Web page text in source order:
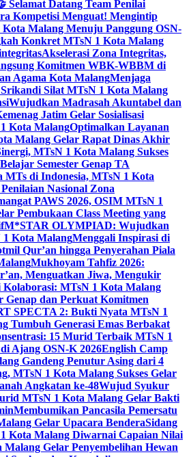
Selamat Datang Team Penilai
Kompetisi Menguat! Mengintip
Malang Menuju Panggung OSN-
Konkret MTsN 1 Kota Malang
Akselerasi Zona Integritas,
Komitmen WBK-WBBM di
Agama Kota MalangMenjaga
Silat MTsN 1 Kota Malang
Wujudkan Madrasah Akuntabel dan
Jatim Gelar Sosialisasi
Kota MalangOptimalkan Layanan
Malang Gelar Rapat Dinas Akhir
MTsN 1 Kota Malang Sukses
Semester Genap TA
MTs di Indonesia, MTsN 1 Kota
Nasional Zona
PAWS 2026, OSIM MTsN 1
Pembukaan Class Meeting yang
M*STAR OLYMPIAD: Wujudkan
1 Kota MalangMenggali Inspirasi di
Qur’an hingga Penyerahan Piala
Mukhoyam Tahfiz 2026:
Menguatkan Jiwa, Mengukir
Kolaborasi: MTsN 1 Kota Malang
Genap dan Perkuat Komitmen
SPECTA 2: Bukti Nyata MTsN 1
Tumbuh Generasi Emas Berbakat
15 Murid Terbaik MTsN 1
Ajang OSN-K 2026English Camp
Gandeng Penutur Asing dari 4
MTsN 1 Kota Malang Sukses Gelar
Angkatan ke-48Wujud Syukur
MTsN 1 Kota Malang Gelar Bakti
Membumikan Pancasila Pemersatu
Gelar Upacara BenderaSidang
Kota Malang Diwarnai Capaian Nilai
Malang Gelar Penyembelihan Hewan